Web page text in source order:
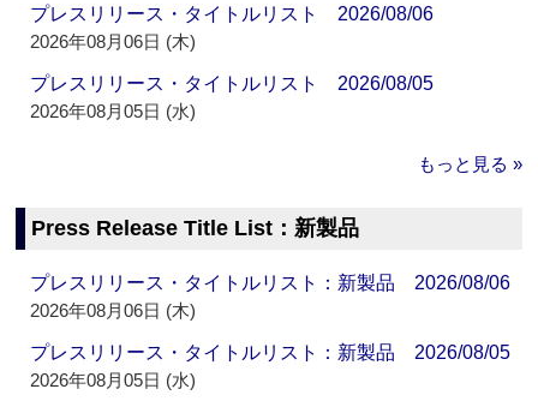
プレスリリース・タイトルリスト 2026/08/06
2026年08月06日 (木)
プレスリリース・タイトルリスト 2026/08/05
2026年08月05日 (水)
もっと見る »
Press Release Title List：新製品
プレスリリース・タイトルリスト：新製品 2026/08/06
2026年08月06日 (木)
プレスリリース・タイトルリスト：新製品 2026/08/05
2026年08月05日 (水)